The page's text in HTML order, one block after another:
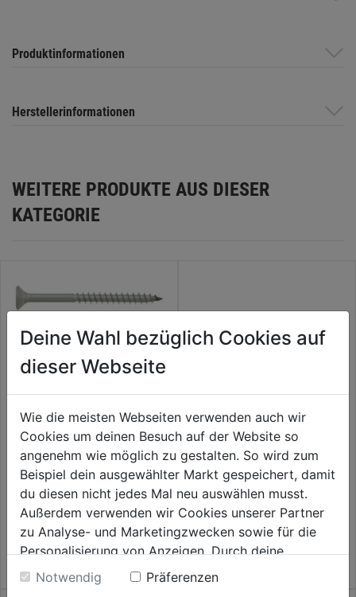
Produktinformationen
Herstellerinformationen
WEITERE PRODUKTE AUS DIESER
KATEGORIE
Spanplattenschrauben TX TG
0.0 (0)
0.0
von
Sternen.
14,99€
Edelstahl A2
0.0 (0)
0.0
von
5
Sternen.
37,99€
Deine Wahl bezüglich Cookies auf
dieser Webseite
Wie die meisten Webseiten verwenden auch wir
Cookies um deinen Besuch auf der Website so
angenehm wie möglich zu gestalten. So wird zum
Beispiel dein ausgewählter Markt gespeichert, damit
du diesen nicht jedes Mal neu auswählen musst.
Außerdem verwenden wir Cookies unserer Partner
zu Analyse- und Marketingzwecken sowie für die
Personalisierung von Anzeigen. Durch deine
Einwilligung werden die Daten von Drittanbieter,
unter anderem auch in den USA, verarbeitet.
Notwendig
Präferenzen